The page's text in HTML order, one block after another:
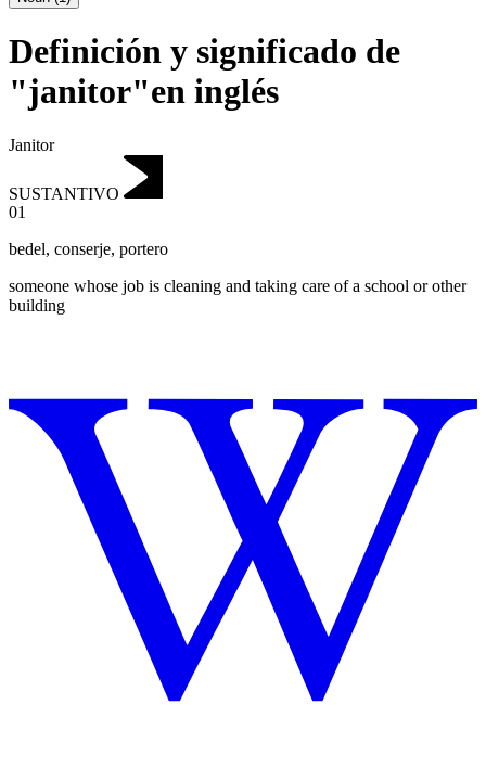
Definición y significado de
"janitor"en inglés
Janitor
SUSTANTIVO
01
bedel, conserje, portero
someone whose job is cleaning and taking care of a school or other
building